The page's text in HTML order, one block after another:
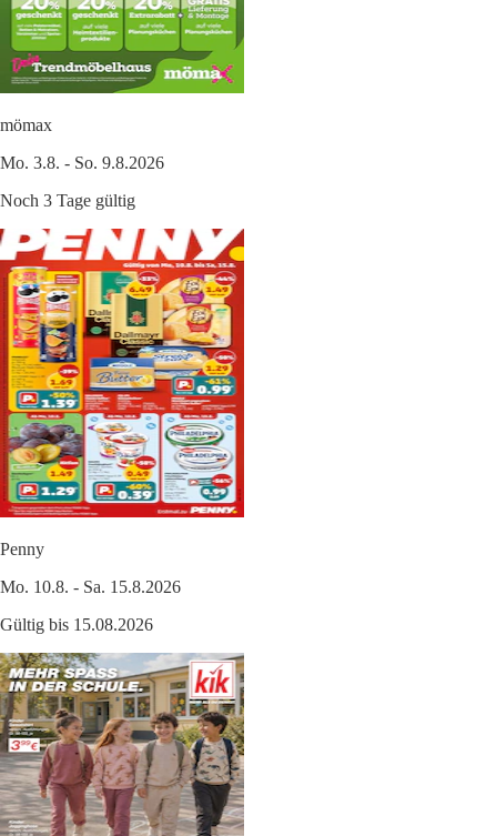
mömax
Mo. 3.8. - So. 9.8.2026
Noch 3 Tage gültig
Penny
Mo. 10.8. - Sa. 15.8.2026
Gültig bis 15.08.2026